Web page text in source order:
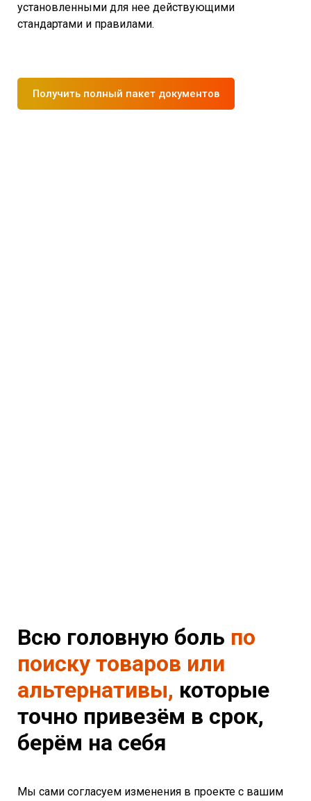
установленными для нее действующими
стандартами и правилами.
Получить полный пакет документов
Всю головную боль по
поиску товаров или
альтернативы, которые
точно привезём в срок,
берём на себя
Мы сами согласуем изменения в проекте с вашим